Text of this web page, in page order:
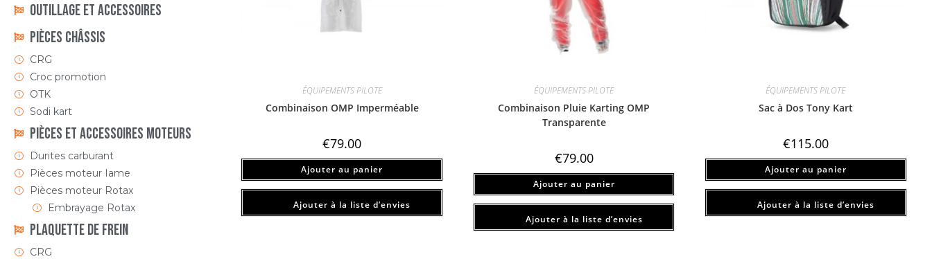
Outillage et Accessoires
Pièces Châssis
CRG
Croc promotion
OTK
Sodi kart
Pièces et accessoires moteurs
Durites carburant
Pièces moteur Iame
Pièces moteur Rotax
Embrayage Rotax
Plaquette de frein
CRG
ÉQUIPEMENTS PILOTE
Combinaison OMP Imperméable
€79.00
Ajouter au panier
Ajouter à la liste d’envies
ÉQUIPEMENTS PILOTE
Combinaison Pluie Karting OMP
Transparente
€79.00
Ajouter au panier
Ajouter à la liste d’envies
ÉQUIPEMENTS PILOTE
Sac à Dos Tony Kart
€115.00
Ajouter au panier
Ajouter à la liste d’envies